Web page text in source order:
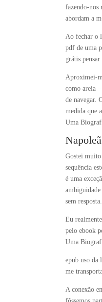
fazendo-nos
abordam a
Ao fechar o
pdf de uma
grátis
Aproximei-
como areia
de navegar.
medida que
Uma
Gostei
sequência
é uma
sem resposta.
Eu
pelo ebook
Uma
epub uso da
me
A conexão